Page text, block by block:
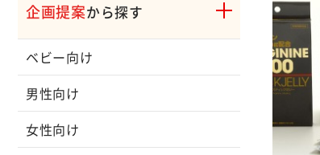
企画提案から探す
ベビー向け
男性向け
女性向け